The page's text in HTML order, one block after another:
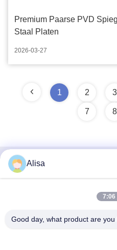
Premium Paarse PVD
Staal Platen
2026-03-27
1 2 3
7 8
Snel contact
Veinna-de bouw, Chencun,
Alisa
7:06
Good day, what product are